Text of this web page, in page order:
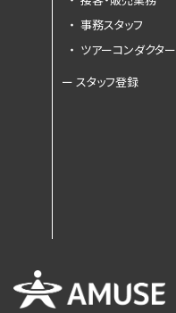
・ 事務スタッフ
・ ツアーコンダクター
ー スタッフ登録